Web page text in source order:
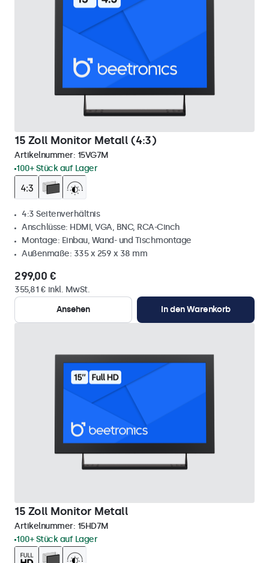
15 Zoll Monitor Metall (4:3)
Artikelnummer: 15VG7M
100+ Stück auf Lager
4:3 Seitenverhältnis
Anschlüsse: HDMI, VGA, BNC, RCA-Cinch
Montage: Einbau, Wand- und Tischmontage
Außenmaße: 335 x 259 x 38 mm
299,00 €
355,81 € inkl. MwSt.
Ansehen
In den Warenkorb
15 Zoll Monitor Metall
Artikelnummer: 15HD7M
100+ Stück auf Lager